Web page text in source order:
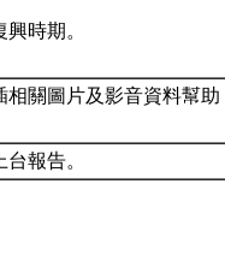
時期。
關圖片及影音資料幫助
報告。